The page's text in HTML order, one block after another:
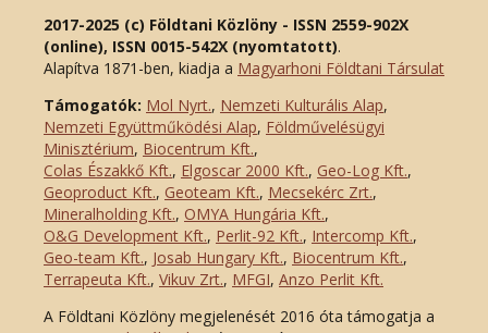
2017-2025 (c) Földtani Közlöny - ISSN 2559-902X
(online), ISSN 0015-542X (nyomtatott).
Alapítva 1871-ben, kiadja a Magyarhoni Földtani Társulat
Támogatók: Mol Nyrt., Nemzeti Kulturális Alap,
Nemzeti Együttműködési Alap, Földművelésügyi
Minisztérium, Biocentrum Kft.,
Colas Északkő Kft., Elgoscar 2000 Kft., Geo-Log Kft.,
Geoproduct Kft., Geoteam Kft., Mecsekérc Zrt.,
Mineralholding Kft., OMYA Hungária Kft.,
O&G Development Kft., Perlit-92 Kft., Intercomp Kft.,
Geo-team Kft., Josab Hungary Kft., Biocentrum Kft.,
Terrapeuta Kft., Vikuv Zrt., MFGI, Anzo Perlit Kft.
A Földtani Közlöny megjelenését 2016 óta támogatja a